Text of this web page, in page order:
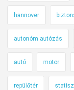
hannover
autonóm autózás
autó motor
repülőtér